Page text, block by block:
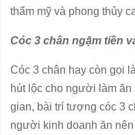
thẩm mỹ và phong thủy
Cóc 3 chân ngậm tiền
Cóc 3 chân hay còn gọi
hút lộc cho người làm
gian, bài trí tượng cóc 3
người kinh doanh ăn